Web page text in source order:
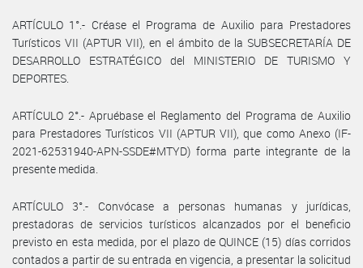
ARTÍCULO 1°.- Créase el Programa de Auxilio para Prestadores
Turísticos VII (APTUR VII), en el ámbito de la SUBSECRETARÍA DE
DESARROLLO ESTRATÉGICO del MINISTERIO DE TURISMO Y
DEPORTES.
ARTÍCULO 2°.- Apruébase el Reglamento del Programa de Auxilio
para Prestadores Turísticos VII (APTUR VII), que como Anexo (IF-
2021-62531940-APN-SSDE#MTYD) forma parte integrante de la
presente medida.
ARTÍCULO 3°.- Convócase a personas humanas y jurídicas,
prestadoras de servicios turísticos alcanzados por el beneficio
previsto en esta medida, por el plazo de QUINCE (15) días corridos
contados a partir de su entrada en vigencia, a presentar la solicitud